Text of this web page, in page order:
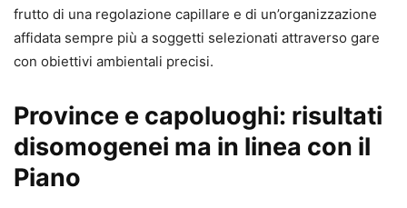
frutto di una regolazione capillare e di un’organizzazione
affidata sempre più a soggetti selezionati attraverso gare
con obiettivi ambientali precisi.
Province e capoluoghi: risultati
disomogenei ma in linea con il
Piano